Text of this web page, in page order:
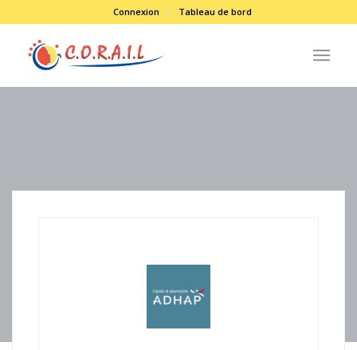
Connexion Tableau de bord